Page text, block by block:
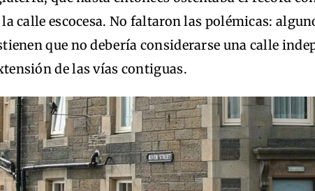
calle escocesa. No faltaron las polémicas:
que no debería considerarse una calle
de las vías contiguas.